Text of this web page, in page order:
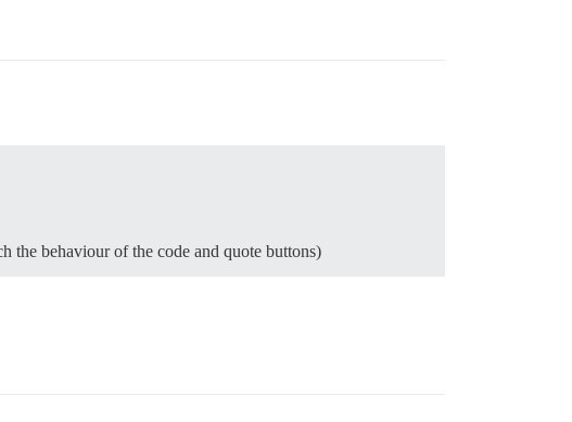
the behaviour of the code and quote buttons)